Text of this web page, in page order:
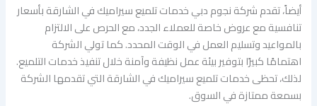
أيضاً، تقدم شركة نجوم دبي خدمات تلميع سيراميك في الشارقة بأسعار
تنافسية مع عروض خاصة للعملاء الجدد، مع الحرص على الالتزام
بالمواعيد وتسليم العمل في الوقت المحدد. كما تولي الشركة
اهتمامًا كبيرًا بتوفير بيئة عمل نظيفة وآمنة خلال تنفيذ خدمات التلميع.
لذلك، تحظى خدمات تلميع سيراميك في الشارقة التي تقدمها الشركة
بسمعة ممتازة في السوق.